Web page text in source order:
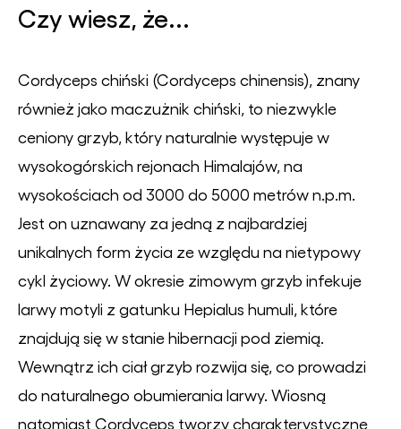
Czy wiesz, że...
Cordyceps chiński (Cordyceps chinensis), znany
również jako maczużnik chiński, to niezwykle
ceniony grzyb, który naturalnie występuje w
wysokogórskich rejonach Himalajów, na
wysokościach od 3000 do 5000 metrów n.p.m.
Jest on uznawany za jedną z najbardziej
unikalnych form życia ze względu na nietypowy
cykl życiowy. W okresie zimowym grzyb infekuje
larwy motyli z gatunku Hepialus humuli, które
znajdują się w stanie hibernacji pod ziemią.
Wewnątrz ich ciał grzyb rozwija się, co prowadzi
do naturalnego obumierania larwy. Wiosną
natomiast Cordyceps tworzy charakterystyczne